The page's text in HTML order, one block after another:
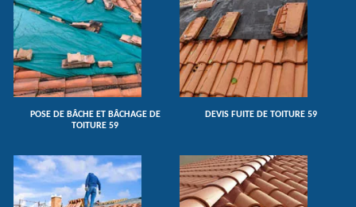
POSE DE BÂCHE ET BÂCHAGE DE
TOITURE 59
DEVIS FUITE DE TOITURE 59